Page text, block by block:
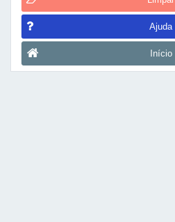
Ajuda
Início